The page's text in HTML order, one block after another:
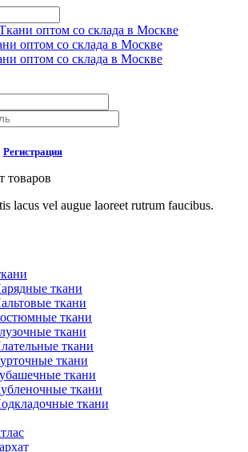
Регистрация
товаров
lacus vel augue laoreet rutrum faucibus.
ткани
ткани
ткани
ткани
ткани
ткани
ткани
ткани
ткани